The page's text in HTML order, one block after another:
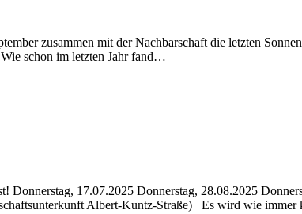
zusammen mit der Nachbarschaft die letzten
schon im letzten Jahr fand…
Donnerstag, 17.07.2025 Donnerstag, 28.08.2025
Albert-Kuntz-Straße) Es wird wie